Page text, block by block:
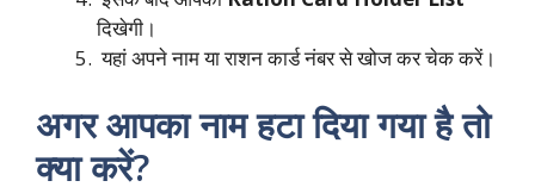
दिखेगी।
यहां अपने नाम या राशन कार्ड नंबर से खोज कर चेक करें।
अगर आपका नाम हटा दिया गया है तो
क्या करें?